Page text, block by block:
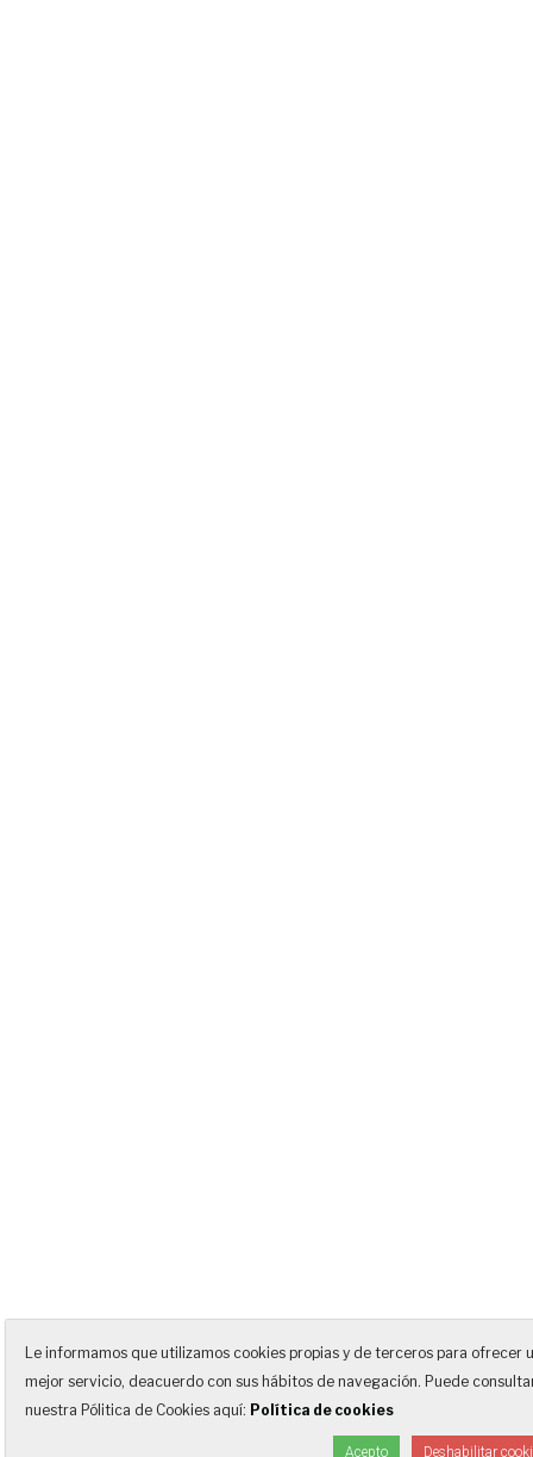
Le informamos que utilizamos cookies propias y de terceros para ofrecer
mejor servicio, deacuerdo con sus hábitos de navegación. Puede
nuestra Pólitica de Cookies aquí: Política de cookies
Acepto Deshabilitar